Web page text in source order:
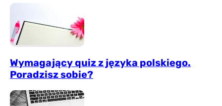
Wymagający quiz z języka polskiego.
Poradzisz sobie?